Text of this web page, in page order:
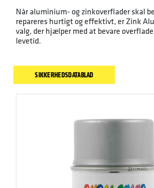
Når aluminium- og zinkoverflader skal
repareres hurtigt og effektivt, er Zink
valg, der hjælper med at bevare
levetid.
SIKKERHEDSDATABLAD